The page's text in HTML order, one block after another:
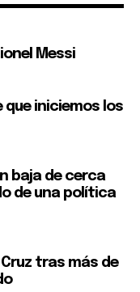
Messi
que iniciemos los
baja de cerca
de una política
tras más de